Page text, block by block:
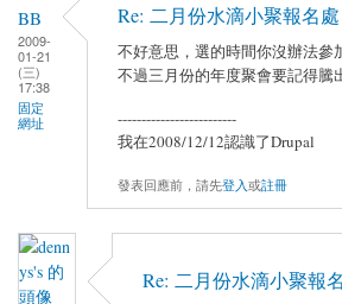
BB
2009-
01-21
(三)
17:38
固定
網址
Re: 二月份水滴小聚報名處
不好意思，選的時間你沒辦法參
不過三月份的年度聚會要記得騰
-------------------------
我在2008/12/12認識了Drupal
發表回應前，請先登入或註冊
Re: 二月份水滴小聚報